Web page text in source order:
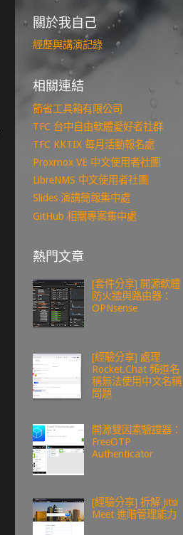
關於我自己
經歷與講演記錄
相關連結
節省工具箱有限公司
TFC 台中自由軟體愛好者社群
TFC KKTIX 每月活動報名處
Proxmox VE 中文使用者社團
LibreNMS 中文使用者社團
Slides 演講簡報集中處
GitHub 相關專案集中處
熱門文章
[套件分享] 開源軟體
防火牆與路由器：
OPNsense
[經驗分享] 處理
Rocket.Chat 頻道名
稱無法使用中文名稱
問題
開源雙因素驗證器：
FreeOTP
Authenticator
[經驗分享] 拆解 Jitsi
Meet 進階管理能力